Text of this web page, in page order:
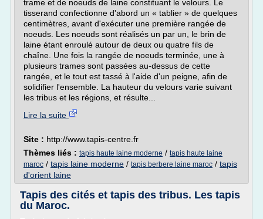
trame et de noeuds de laine constituant le velours. Le
tisserand confectionne d'abord un « tablier » de quelques
centimètres, avant d'exécuter une première rangée de
noeuds. Les noeuds sont réalisés un par un, le brin de
laine étant enroulé autour de deux ou quatre fils de
chaîne. Une fois la rangée de noeuds terminée, une à
plusieurs trames sont passées au-dessus de cette
rangée, et le tout est tassé à l'aide d'un peigne, afin de
solidifier l'ensemble. La hauteur du velours varie suivant
les tribus et les régions, et résulte...
Lire la suite
Site : http://www.tapis-centre.fr
Thèmes liés : tapis haute laine moderne / tapis haute laine
maroc / tapis laine moderne / tapis berbere laine maroc / tapis
d'orient laine
Tapis des cités et tapis des tribus. Les tapis
du Maroc.